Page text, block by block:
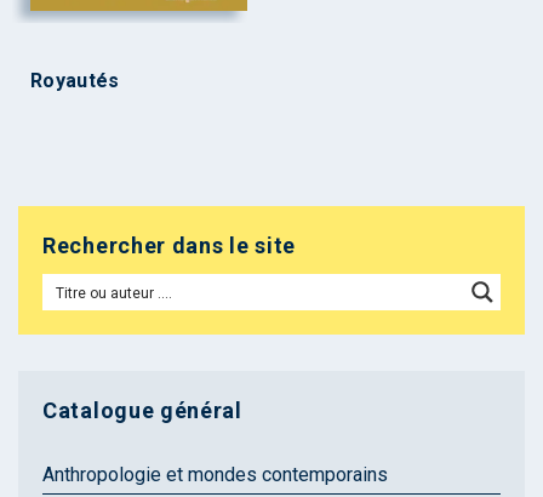
Royautés
Rechercher dans le site
Catalogue général
Anthropologie et mondes contemporains